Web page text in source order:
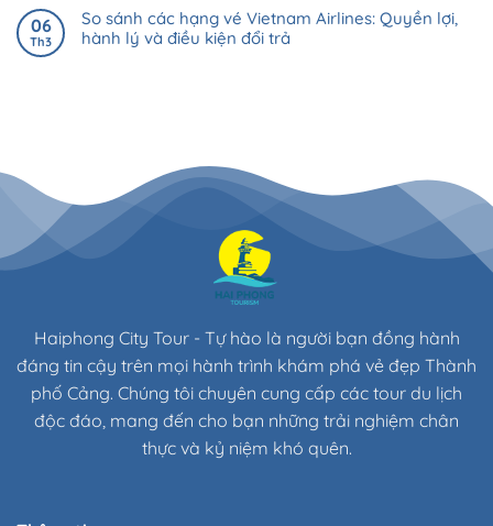
06
Th3
So sánh các hạng vé Vietnam Airlines: Quyền lợi,
hành lý và điều kiện đổi trả
Haiphong City Tour - Tự hào là người bạn đồng hành
đáng tin cậy trên mọi hành trình khám phá vẻ đẹp Thành
phố Cảng. Chúng tôi chuyên cung cấp các tour du lịch
độc đáo, mang đến cho bạn những trải nghiệm chân
thực và kỷ niệm khó quên.